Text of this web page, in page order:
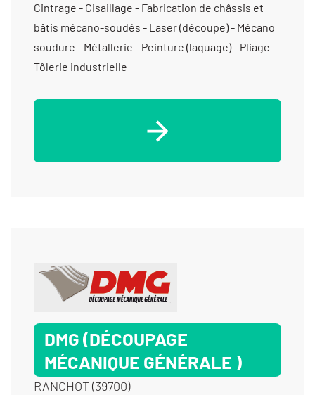
Cintrage - Cisaillage - Fabrication de châssis et
bâtis mécano-soudés - Laser (découpe) - Mécano
soudure - Métallerie - Peinture (laquage) - Pliage -
Tôlerie industrielle
DMG (DÉCOUPAGE
MÉCANIQUE GÉNÉRALE )
RANCHOT (39700)